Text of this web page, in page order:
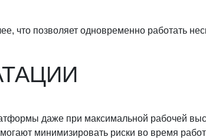
что позволяет одновременно работать
даже при максимальной рабочей
минимизировать риски во время